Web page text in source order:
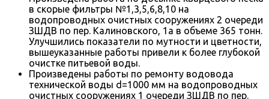
в скорые фильтры №1,3,5,6,8,10 на
водопроводных очистных сооружениях 2 очереди
ЗШДВ по пер. Калиновского, 1а в объеме 365 тонн.
Улучшились показатели по мутности и цветности,
вышеуказанные работы привели к более глубокой
очистке питьевой воды.
Произведены работы по ремонту водовода
технической воды d=1000 мм на водопроводных
очистных сооружениях 1 очереди ЗШДВ по пер.